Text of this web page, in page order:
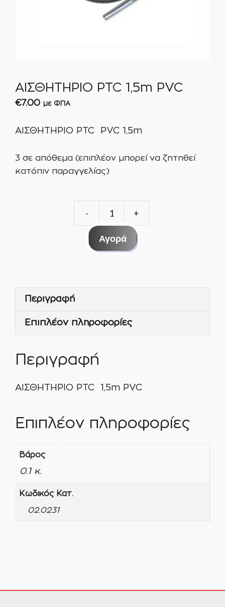
ΑΙΣΘΗΤΗΡΙΟ PTC 1,5m PVC
€7.00 με ΦΠΑ
ΑΙΣΘΗΤΗΡΙΟ PTC PVC 1,5m
3 σε απόθεμα (επιπλέον μπορεί να ζητηθεί
κατόπιν παραγγελίας)
Αγορά
Περιγραφή
Επιπλέον πληροφορίες
Περιγραφή
ΑΙΣΘΗΤΗΡΙΟ PTC 1,5m PVC
Επιπλέον πληροφορίες
Βάρος
0.1 κ.
Κωδικός Κατ.
02.0231